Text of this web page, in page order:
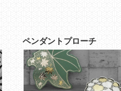
ペンダントプローチ